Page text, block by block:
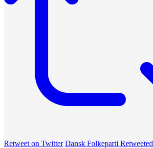
Retweet on Twitter Dansk Folkeparti Retweeted